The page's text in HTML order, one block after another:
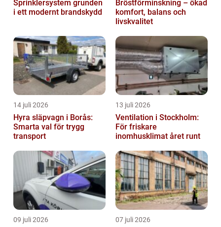
Sprinklersystem grunden
i ett modernt brandskydd
Bröstförminskning – ökad
komfort, balans och
livskvalitet
14 juli 2026
Hyra släpvagn i Borås:
Smarta val för trygg
transport
13 juli 2026
Ventilation i Stockholm:
För friskare
inomhusklimat året runt
09 juli 2026 07 juli 2026